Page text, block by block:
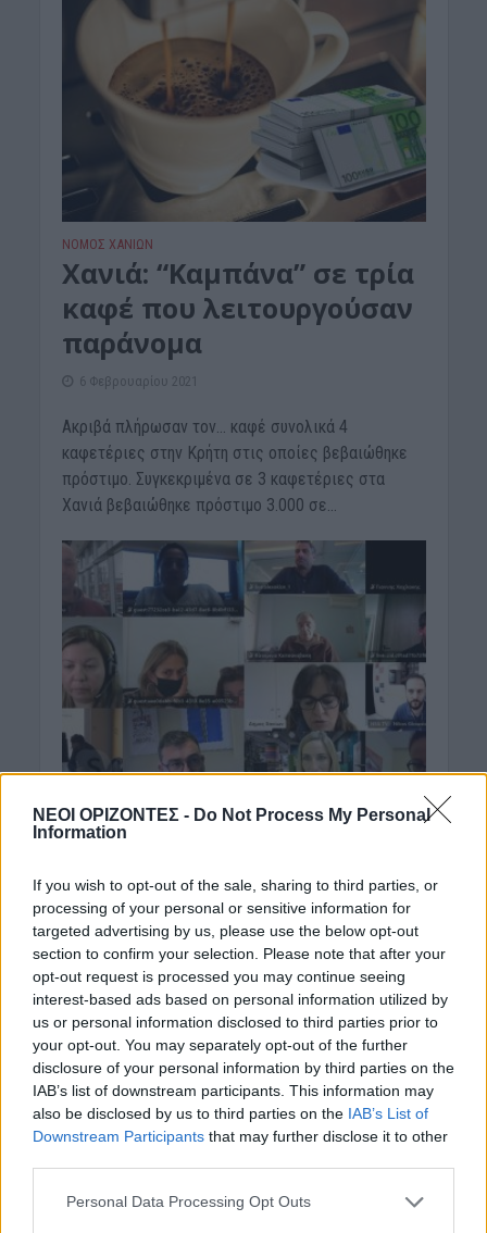
ΝΕΟΙ ΟΡΙΖΟΝΤΕΣ - Do Not Process My Personal
Information
If you wish to opt-out of the sale, sharing to third parties, or
processing of your personal or sensitive information for
targeted advertising by us, please use the below opt-out
section to confirm your selection. Please note that after your
opt-out request is processed you may continue seeing
interest-based ads based on personal information utilized by
us or personal information disclosed to third parties prior to
your opt-out. You may separately opt-out of the further
disclosure of your personal information by third parties on the
IAB’s list of downstream participants. This information may
also be disclosed by us to third parties on the IAB’s List of
Downstream Participants that may further disclose it to other
Personal Data Processing Opt Outs
ΝΟΜΌΣ ΧΑΝΊΩΝ
Χανιά: “Καμπάνα” σε τρία
καφέ που λειτουργούσαν
παράνομα
6 Φεβρουαρίου 2021
Aκριβά πλήρωσαν τον… καφέ συνολικά 4
καφετέριες στην Κρήτη στις οποίες βεβαιώθηκε
πρόστιμο. Συγκεκριμένα σε 3 καφετέριες στα
Χανιά βεβαιώθηκε πρόστιμο 3.000 σε...
ΝΟΜΌΣ ΧΑΝΊΩΝ
Με μέριμνα του Δήμου
ψηφιακές εφαρμογές για
την ανάδειξη του
τουριστικού και
πολιτιστικού πλούτου
5 Φεβρουαρίου 2021
Ενημέρωση μέσω τηλεδιάσκεψης για τα μέλη της
Κοινής Επιτροπής Παρακολούθησης (Ε.Π.) της
πράξη με τίτλο: «Αξιοποίηση Καινοτόμων
εφαρμογών ΤΠΕ για την ανάδειξη...